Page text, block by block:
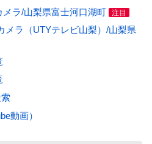
ラ/山梨県富士河口湖町 注目
メラ（UTYテレビ山梨）/山梨県
動画）